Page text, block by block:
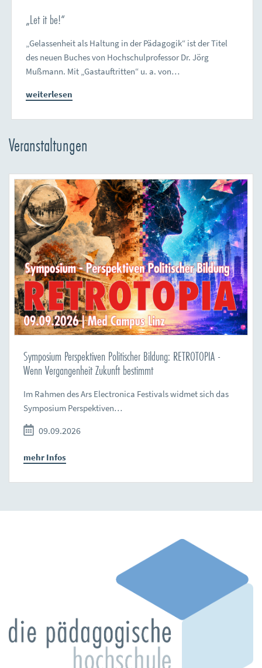
„Let it be!“
„Gelassenheit als Haltung in der Pädagogik“ ist der Titel
des neuen Buches von Hochschulprofessor Dr. Jörg
Mußmann. Mit „Gastauftritten“ u. a. von…
weiterlesen
Veranstaltungen
Symposium Perspektiven Politischer Bildung: RETROTOPIA -
Wenn Vergangenheit Zukunft bestimmt
Im Rahmen des Ars Electronica Festivals widmet sich das
Symposium Perspektiven…
09.09.2026
mehr Infos